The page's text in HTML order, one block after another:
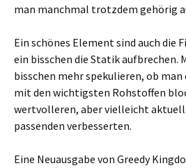
man manchmal trotzdem gehörig
Ein schönes Element sind auch die
ein bisschen die Statik aufbrechen.
bisschen mehr spekulieren, ob
mit den wichtigsten Rohstoffen
wertvolleren, aber vielleicht
passenden verbesserten.
Eine Neuausgabe von Greedy